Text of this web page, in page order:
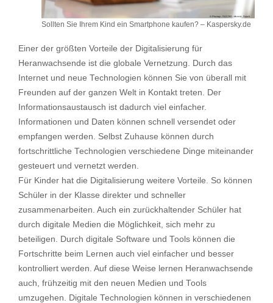
Sollten Sie Ihrem Kind ein Smartphone kaufen? – Kaspersky.de
Einer der größten Vorteile der Digitalisierung für
Heranwachsende ist die globale Vernetzung. Durch das
Internet und neue Technologien können Sie von überall mit
Freunden auf der ganzen Welt in Kontakt treten. Der
Informationsaustausch ist dadurch viel einfacher.
Informationen und Daten können schnell versendet oder
empfangen werden. Selbst Zuhause können durch
fortschrittliche Technologien verschiedene Dinge miteinander
gesteuert und vernetzt werden.
Für Kinder hat die Digitalisierung weitere Vorteile. So können
Schüler in der Klasse direkter und schneller
zusammenarbeiten. Auch ein zurückhaltender Schüler hat
durch digitale Medien die Möglichkeit, sich mehr zu
beteiligen. Durch digitale Software und Tools können die
Fortschritte beim Lernen auch viel einfacher und besser
kontrolliert werden. Auf diese Weise lernen Heranwachsende
auch, frühzeitig mit den neuen Medien und Tools
umzugehen. Digitale Technologien können in verschiedenen